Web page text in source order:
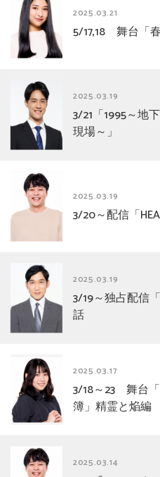
2025.03.21
5/17,18 舞台「
2025.03.19
3/21「1995～地
現場～」
2025.03.19
3/20～配信「
2025.03.19
3/19～独占配信
話
2025.03.17
3/18～23 舞台
簿」精霊と焔編
2025.03.14